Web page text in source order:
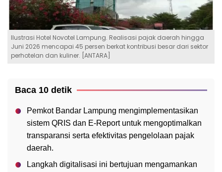
Ilustrasi Hotel Novotel Lampung. Realisasi pajak daerah hingga
Juni 2026 mencapai 45 persen berkat kontribusi besar dari sektor
perhotelan dan kuliner. [ANTARA]
Baca 10 detik
Pemkot Bandar Lampung mengimplementasikan
sistem QRIS dan E-Report untuk mengoptimalkan
transparansi serta efektivitas pengelolaan pajak
daerah.
Langkah digitalisasi ini bertujuan mengamankan